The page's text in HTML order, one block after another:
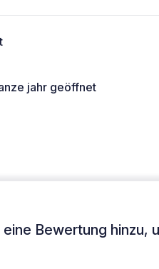
jahr geöffnet
eine Bewertung hinzu,